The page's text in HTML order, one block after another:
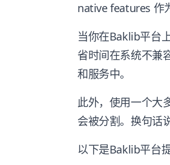
native features 作
当你在Baklib平台
省时间在系统不兼
和服务中。
此外，使用一个大
会被分割。换句话
以下是Baklib平台